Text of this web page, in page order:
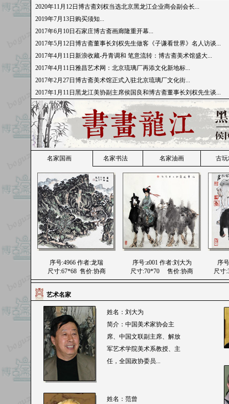
2025/3/10最新添加卢禹舜唐人诗意图价格协商
2023/12/21最新添加顾麟士碧山红楼图价格协商
2023/12/19最新添加王仙圃赤壁泛舟图价格协商
2023/12/19最新添加王道中寿桃价格协商
2023/12/19最新添加杨沙红罗女价格协商
2023/9/16最新添加吴悦石大寿价格协商
2023/9/15最新添加游寿书法价格协商
2020年11月12日博古斋刘权当选北京黑龙江企业商会副会长...
2019年7月13日购买须知...
2017年6月10日石家庄博古斋画廊隆重开幕...
2017年5月12日博古斋董事长刘权先生做客《子谦看世界》名人访谈...
2017年4月11日新浪收藏-丹青调和 笔意流转：博古斋美术馆盛大...
2017年4月11日雅昌艺术网：北京琉璃厂再添文化新地标...
2017年2月27日博古斋美术馆正式入驻北京琉璃厂文化街...
2017年1月11日黑龙江美协副主席侯国良和博古斋董事长刘权先生谈...
2017年1月10日雅昌艺术网：博古斋让艺术与金融跨界完美融合...
名家国画 名家书法 名家油画 古
序号:4966 作者:龙瑞
尺寸:67*68 售价:协商
序号:z001 作者:刘大为
尺寸:70*70 售价:协商
序
尺寸
艺术名家
姓名：刘大为
简介：中国美术家协会主
席、中国文联副主席、解放
军艺术学院美术系教授、主
任，全国政协委员...
姓名：范曾